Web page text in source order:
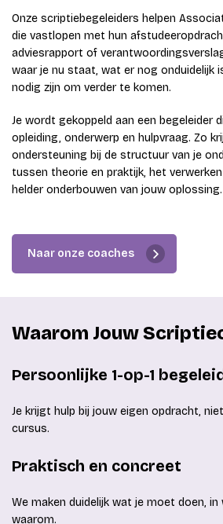
Onze scriptiebegeleiders helpen
die vastlopen met hun
adviesrapport of
waar je nu staat, wat er nog onduidelijk
nodig zijn om verder te komen.
Je wordt gekoppeld aan een begeleider
opleiding, onderwerp en hulpvraag. Zo
ondersteuning bij de structuur van je
tussen theorie en praktijk, het
helder onderbouwen van jouw oplossing.
Naar onze coaches
Waarom Jouw
Persoonlijke 1-op-1
Je krijgt hulp bij jouw eigen opdracht,
cursus.
Praktisch en concreet
We maken duidelijk wat je moet doen, in
waarom.